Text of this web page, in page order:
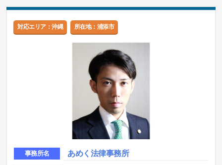
対応エリア：沖縄 所在地：浦添市
事務所名 あめく法律事務所